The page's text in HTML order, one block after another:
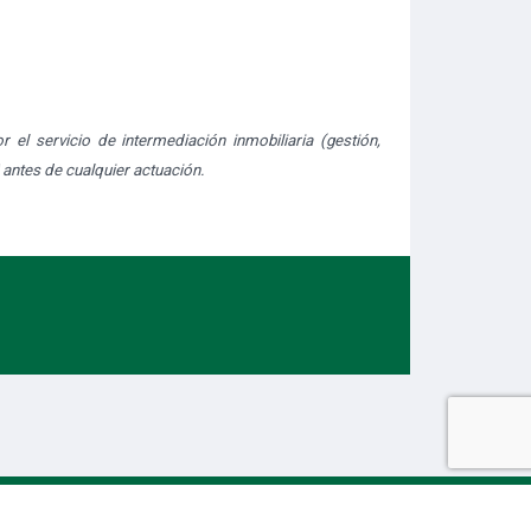
el servicio de intermediación inmobiliaria (gestión,
de cualquier actuación.